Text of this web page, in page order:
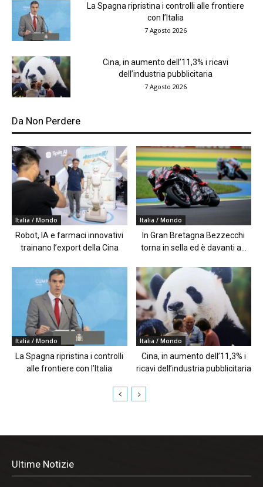
La Spagna ripristina i controlli alle frontiere
con l’Italia
7 Agosto 2026
Cina, in aumento dell’11,3% i ricavi
dell’industria pubblicitaria
7 Agosto 2026
Da Non Perdere
Italia / Mondo
Robot, IA e farmaci innovativi
trainano l’export della Cina
Italia / Mondo
In Gran Bretagna Bezzecchi
torna in sella ed è davanti a...
Italia / Mondo
La Spagna ripristina i controlli
alle frontiere con l’Italia
Italia / Mondo
Cina, in aumento dell’11,3% i
ricavi dell’industria pubblicitaria
Ultime Notizie